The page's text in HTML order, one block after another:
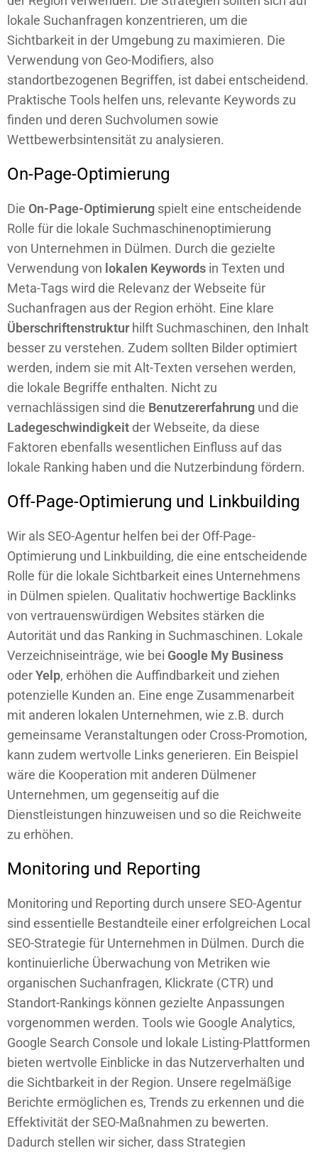
lokale Suchanfragen konzentrieren, um die
Sichtbarkeit in der Umgebung zu maximieren. Die
Verwendung von Geo-Modifiers, also
standortbezogenen Begriffen, ist dabei entscheidend.
Praktische Tools helfen uns, relevante Keywords zu
finden und deren Suchvolumen sowie
Wettbewerbsintensität zu analysieren.
On-Page-Optimierung
Die On-Page-Optimierung spielt eine entscheidende
Rolle für die lokale Suchmaschinenoptimierung
von Unternehmen in Dülmen. Durch die gezielte
Verwendung von lokalen Keywords in Texten und
Meta-Tags wird die Relevanz der Webseite für
Suchanfragen aus der Region erhöht. Eine klare
Überschriftenstrukturhilft Suchmaschinen, den Inhalt
besser zu verstehen. Zudem sollten Bilder optimiert
werden, indem sie mit Alt-Texten versehen werden,
die lokale Begriffe enthalten. Nicht zu
vernachlässigen sind die Benutzererfahrung und die
Ladegeschwindigkeit der Webseite, da diese
Faktoren ebenfalls wesentlichen Einfluss auf das
lokale Ranking haben und die Nutzerbindung fördern.
Off-Page-Optimierung und Linkbuilding
Wir als SEO-Agentur helfen bei der Off-Page-
Optimierung und Linkbuilding, die eine entscheidende
Rolle für die lokale Sichtbarkeit eines Unternehmens
in Dülmen spielen. Qualitativ hochwertige Backlinks
von vertrauenswürdigen Websites stärken die
Autorität und das Ranking in Suchmaschinen. Lokale
Verzeichniseinträge, wie bei Google My Business
oderYelp, erhöhen die Auffindbarkeit und ziehen
potenzielle Kunden an. Eine enge Zusammenarbeit
mit anderen lokalen Unternehmen, wie z.B. durch
gemeinsame Veranstaltungen oder Cross-Promotion,
kann zudem wertvolle Links generieren. Ein Beispiel
wäre die Kooperation mit anderen Dülmener
Unternehmen, um gegenseitig auf die
Dienstleistungen hinzuweisen und so die Reichweite
zu erhöhen.
Monitoring und Reporting
Monitoring und Reporting durch unsere SEO-Agentur
sind essentielle Bestandteile einer erfolgreichen Local
SEO-Strategie für Unternehmen in Dülmen. Durch die
kontinuierliche Überwachung von Metriken wie
organischen Suchanfragen, Klickrate (CTR) und
Standort-Rankings können gezielte Anpassungen
vorgenommen werden. Tools wie Google Analytics,
Google Search Console und lokale Listing-Plattformen
bieten wertvolle Einblicke in das Nutzerverhalten und
die Sichtbarkeit in der Region. Unsere regelmäßige
Berichte ermöglichen es, Trends zu erkennen und die
Effektivität der SEO-Maßnahmen zu bewerten.
Dadurch stellen wir sicher, dass Strategien